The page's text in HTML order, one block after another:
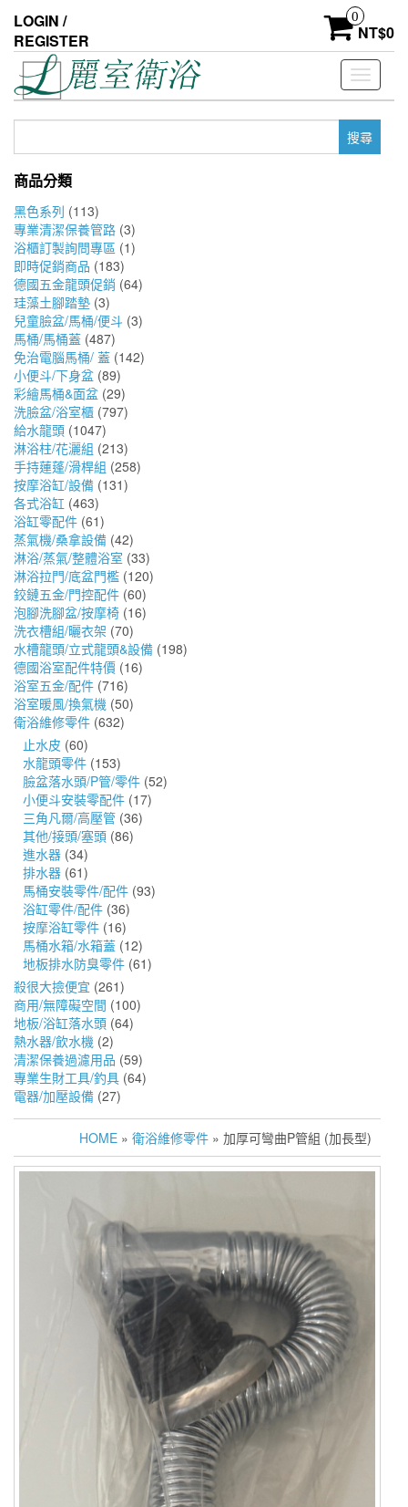
the
content
LOGIN /
REGISTER
0
NT$0
Toggle
鍵
商品分類
黑色系列 (113)
專業清潔保養管路 (3)
浴櫃訂製詢問專區 (1)
即時促銷商品 (183)
德國五金龍頭促銷 (64)
珪藻土腳踏墊 (3)
兒童臉盆/馬桶/便斗 (3)
馬桶/馬桶蓋 (487)
免治電腦馬桶/ 蓋 (142)
小便斗/下身盆 (89)
彩繪馬桶&面盆 (29)
洗臉盆/浴室櫃 (797)
給水龍頭 (1047)
淋浴柱/花灑組 (213)
手持蓮蓬/滑桿組 (258)
按摩浴缸/設備 (131)
各式浴缸 (463)
浴缸零配件 (61)
蒸氣機/桑拿設備 (42)
淋浴/蒸氣/整體浴室 (33)
淋浴拉門/底盆門檻 (120)
鉸鏈五金/門控配件 (60)
泡腳洗腳盆/按摩椅 (16)
洗衣槽組/曬衣架 (70)
水槽龍頭/立式龍頭&設備 (198)
德國浴室配件特價 (16)
浴室五金/配件 (716)
浴室暖風/換氣機 (50)
衛浴維修零件 (632)
止水皮 (60)
水龍頭零件 (153)
臉盆落水頭/P管/零件 (52)
小便斗安裝零配件 (17)
三角凡爾/高壓管 (36)
其他/接頭/塞頭 (86)
進水器 (34)
排水器 (61)
馬桶安裝零件/配件 (93)
浴缸零件/配件 (36)
按摩浴缸零件 (16)
馬桶水箱/水箱蓋 (12)
地板排水防臭零件 (61)
殺很大撿便宜 (261)
商用/無障礙空間 (100)
地板/浴缸落水頭 (64)
熱水器/飲水機 (2)
清潔保養過濾用品 (59)
專業生財工具/釣具 (64)
電器/加壓設備 (27)
HOME » 衛浴維修零件 » 加厚可彎曲P管組 (加長型)